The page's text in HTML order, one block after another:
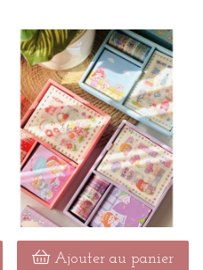
Ajouter au panier